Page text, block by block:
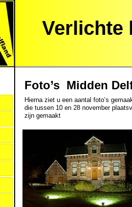
Foto’s Midden
Verlichte
Hierna ziet u een aantal foto’s
die tussen 10 en 28 november
zijn gemaakt